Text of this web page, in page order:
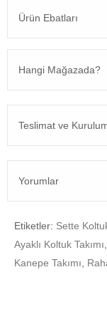
Ürün Ebatları
Hangi Mağazada?
Teslimat ve
Yorumlar
Etiketler: Sette
Ayaklı Koltuk Takımı
Kanepe Takımı